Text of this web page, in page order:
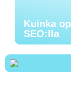
Kuinka
SEO:lla